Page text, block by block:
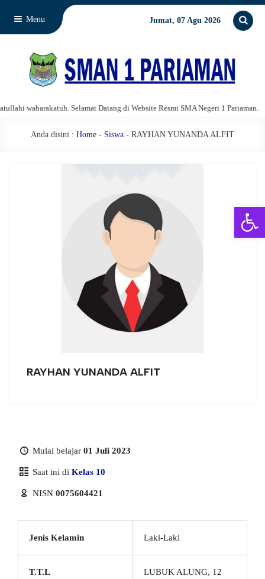
Menu Jumat, 07 Agu 2026
wabarakatuh. Selamat Datang di Website Resmi SMA Negeri 1 Pariaman.
Anda disini : Home - Siswa - RAYHAN YUNANDA ALFIT
RAYHAN YUNANDA ALFIT
Mulai belajar 01 Juli 2023
Saat ini di Kelas 10
NISN 0075604421
Jenis Kelamin Laki-Laki
T.T.L
LUBUK ALUNG, 12